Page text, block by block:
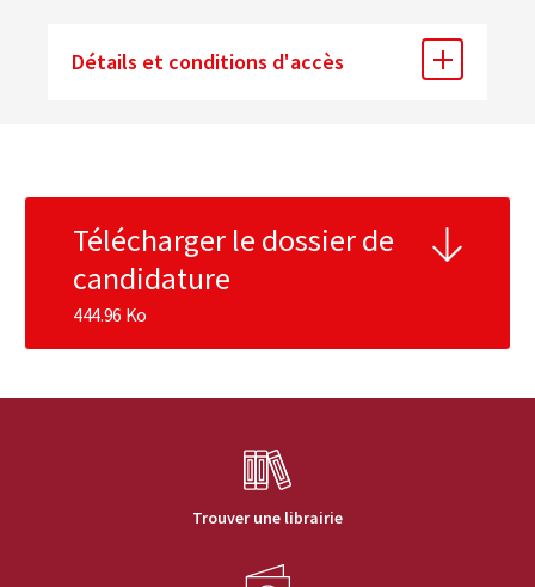
Détails et conditions d'accès
Télécharger le dossier de
candidature
444.96 Ko
Trouver une librairie